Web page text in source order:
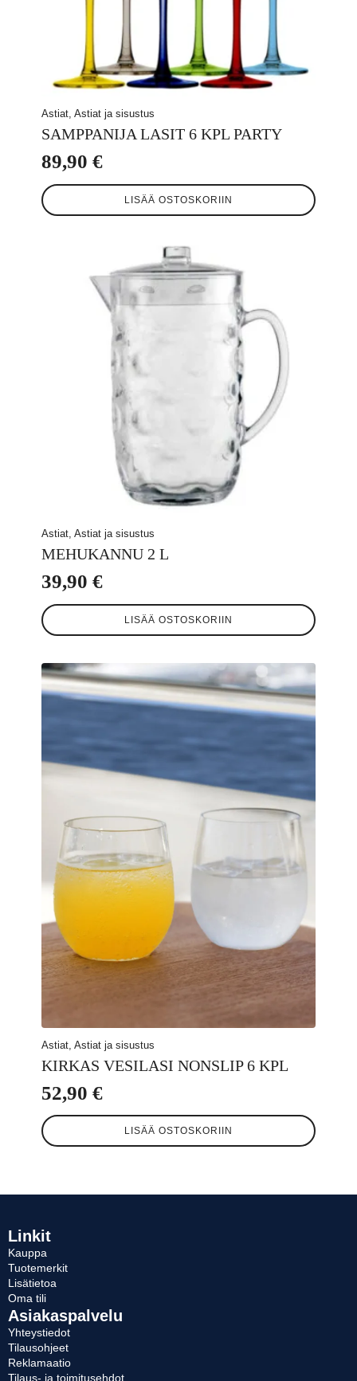
Astiat, Astiat ja sisustus
SAMPPANIJA LASIT 6 KPL PARTY
89,90 €
LISÄÄ OSTOSKORIIN
Astiat, Astiat ja sisustus
MEHUKANNU 2 L
39,90 €
LISÄÄ OSTOSKORIIN
Astiat, Astiat ja sisustus
KIRKAS VESILASI NONSLIP 6 KPL
52,90 €
LISÄÄ OSTOSKORIIN
Linkit
Kauppa
Tuotemerkit
Lisätietoa
Oma tili
Asiakaspalvelu
Yhteystiedot
Tilausohjeet
Reklamaatio
Tilaus- ja toimitusehdot